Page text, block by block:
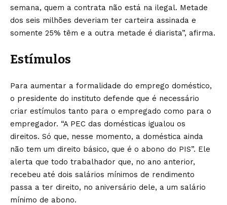
semana, quem a contrata não está na ilegal. Metade
dos seis milhões deveriam ter carteira assinada e
somente 25% têm e a outra metade é diarista”, afirma.
Estímulos
Para aumentar a formalidade do emprego doméstico,
o presidente do instituto defende que é necessário
criar estímulos tanto para o empregado como para o
empregador. “A PEC das domésticas igualou os
direitos. Só que, nesse momento, a doméstica ainda
não tem um direito básico, que é o abono do PIS”. Ele
alerta que todo trabalhador que, no ano anterior,
recebeu até dois salários mínimos de rendimento
passa a ter direito, no aniversário dele, a um salário
mínimo de abono.